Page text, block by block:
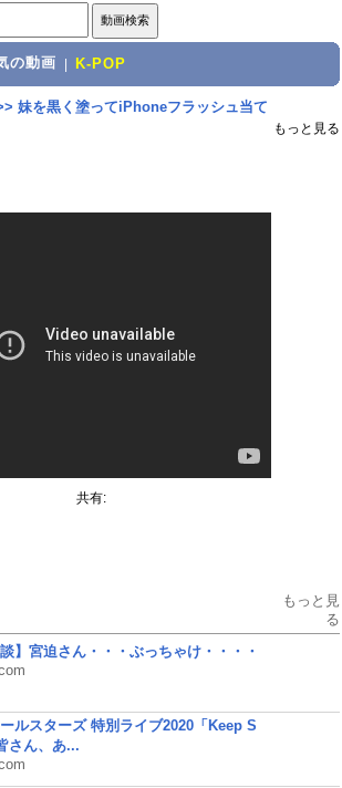
の動画 K-POP
妹を黒く塗ってiPhoneフラッシュ当て
もっと見る
共有:
もっと見
る
談】宮迫さん・・・ぶっちゃけ・・・・
ルスターズ 特別ライブ2020「Keep S
さん、あ...